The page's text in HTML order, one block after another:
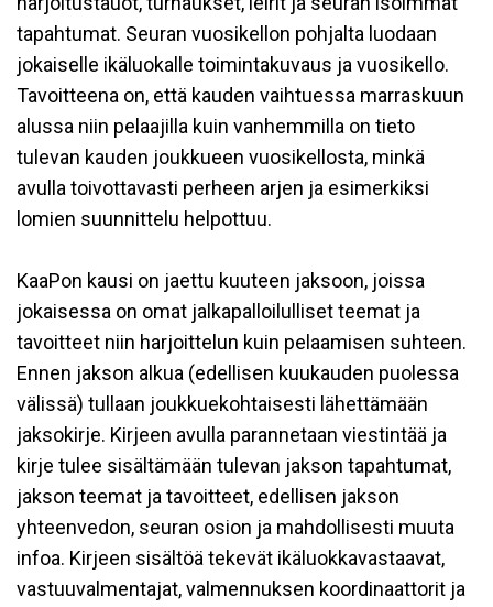
tapahtumat. Seuran vuosikellon pohjalta luodaan
jokaiselle ikäluokalle toimintakuvaus ja vuosikello.
Tavoitteena on, että kauden vaihtuessa marraskuun
alussa niin pelaajilla kuin vanhemmilla on tieto
tulevan kauden joukkueen vuosikellosta, minkä
avulla toivottavasti perheen arjen ja esimerkiksi
lomien suunnittelu helpottuu.
KaaPon kausi on jaettu kuuteen jaksoon, joissa
jokaisessa on omat jalkapalloilulliset teemat ja
tavoitteet niin harjoittelun kuin pelaamisen suhteen.
Ennen jakson alkua (edellisen kuukauden puolessa
välissä) tullaan joukkuekohtaisesti lähettämään
jaksokirje. Kirjeen avulla parannetaan viestintää ja
kirje tulee sisältämään tulevan jakson tapahtumat,
jakson teemat ja tavoitteet, edellisen jakson
yhteenvedon, seuran osion ja mahdollisesti muuta
infoa. Kirjeen sisältöä tekevät ikäluokkavastaavat,
vastuuvalmentajat, valmennuksen koordinaattorit ja